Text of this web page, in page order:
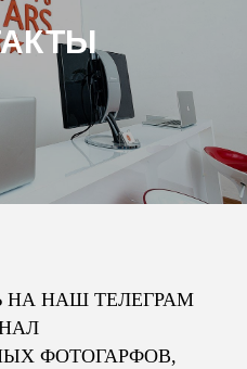
НА НАШ ТЕЛЕГРАМ
ФОТОГАРФОВ,